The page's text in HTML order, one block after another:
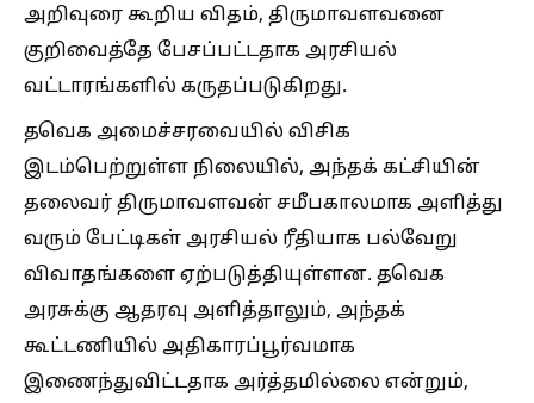
அறிவுரை கூறிய விதம், திருமாவளவனை
குறிவைத்தே பேசப்பட்டதாக அரசியல்
வட்டாரங்களில் கருதப்படுகிறது.
தவெக அமைச்சரவையில் விசிக
இடம்பெற்றுள்ள நிலையில், அந்தக் கட்சியின்
தலைவர் திருமாவளவன் சமீபகாலமாக அளித்து
வரும் பேட்டிகள் அரசியல் ரீதியாக பல்வேறு
விவாதங்களை ஏற்படுத்தியுள்ளன. தவெக
அரசுக்கு ஆதரவு அளித்தாலும், அந்தக்
கூட்டணியில் அதிகாரப்பூர்வமாக
இணைந்துவிட்டதாக அர்த்தமில்லை என்றும்,